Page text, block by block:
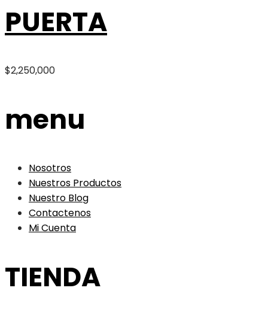
PUERTA
$2,250,000
menu
Nosotros
Nuestros Productos
Nuestro Blog
Contactenos
Mi Cuenta
TIENDA